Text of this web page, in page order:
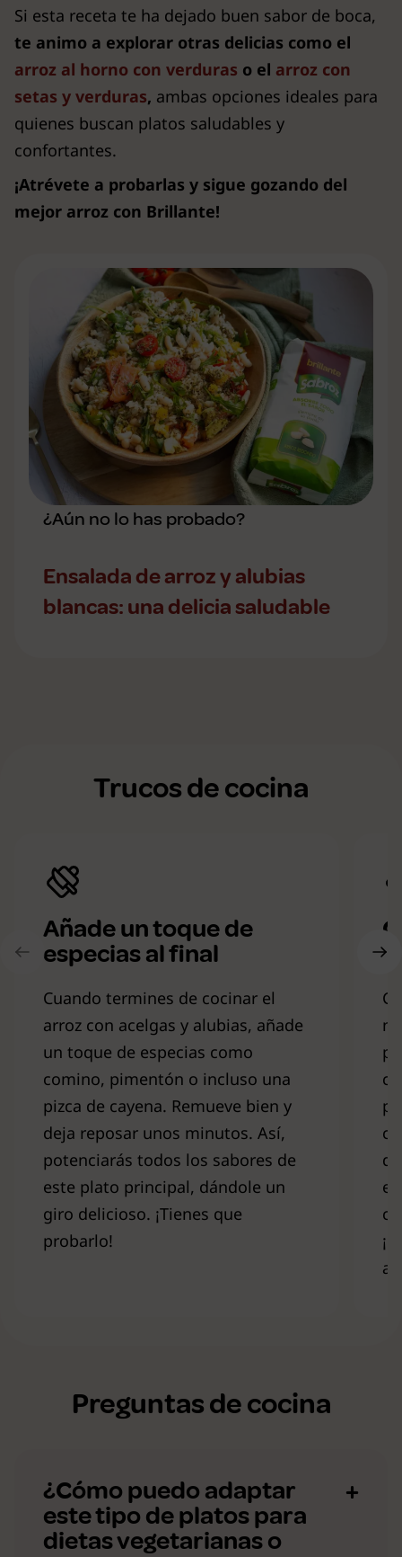
Si esta receta te ha dejado buen sabor de boca,
te animo a explorar otras delicias como el
arroz al horno con verduras o el arroz con
setas y verduras, ambas opciones ideales para
quienes buscan platos saludables y
confortantes.
¡Atrévete a probarlas y sigue gozando del
mejor arroz con Brillante!
¿Aún no lo has probado?
Ensalada de arroz y alubias
blancas: una delicia saludable
Trucos de cocina
Añade un toque de
especias al final
Cuando termines de cocinar el
arroz con acelgas y alubias, añade
un toque de especias como
comino, pimentón o incluso una
pizca de cayena. Remueve bien y
deja reposar unos minutos. Así,
potenciarás todos los sabores de
este plato principal, dándole un
giro delicioso. ¡Tienes que
probarlo!
Preguntas de cocina
¿Cómo puedo adaptar
este tipo de platos para
dietas vegetarianas o